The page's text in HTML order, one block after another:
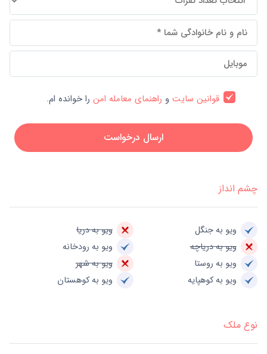
قوانین سایتو راهنمای معامله امنرا خوانده ام.
ارسال درخواست
چشم انداز
ویو به جنگل
ویو به دریا
ویو به دریاچه
ویو به رودخانه
ویو به روستا
ویو به شهر
ویو به کوهپایه
ویو به کوهستان
نوع ملک